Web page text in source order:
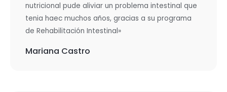
nutricional pude aliviar un problema intestinal que
tenia haec muchos años, gracias a su programa
de Rehabilitación Intestinal»
Mariana Castro